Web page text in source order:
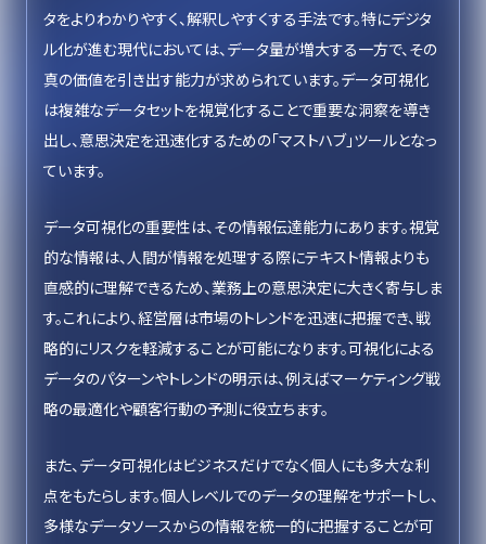
タをよりわかりやすく、解釈しやすくする手法です。特にデジタ
ル化が進む現代においては、データ量が増大する一方で、その
真の価値を引き出す能力が求められています。データ可視化
は複雑なデータセットを視覚化することで重要な洞察を導き
出し、意思決定を迅速化するための「マストハブ」ツールとなっ
ています。
データ可視化の重要性は、その情報伝達能力にあります。視覚
的な情報は、人間が情報を処理する際にテキスト情報よりも
直感的に理解できるため、業務上の意思決定に大きく寄与しま
す。これにより、経営層は市場のトレンドを迅速に把握でき、戦
略的にリスクを軽減することが可能になります。可視化による
データのパターンやトレンドの明示は、例えばマーケティング戦
略の最適化や顧客行動の予測に役立ちます。
また、データ可視化はビジネスだけでなく個人にも多大な利
点をもたらします。個人レベルでのデータの理解をサポートし、
多様なデータソースからの情報を統一的に把握することが可